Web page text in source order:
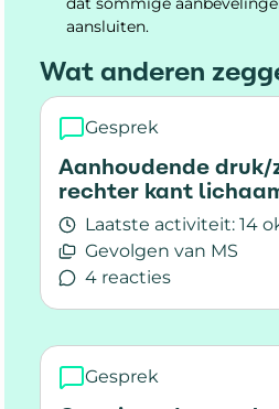
aansluiten.
Wat anderen
Gesprek
Aanhoudende
rechter kant
Laatste activiteit: 14
Gevolgen van MS
4 reacties
Lees meer over
Gesprek